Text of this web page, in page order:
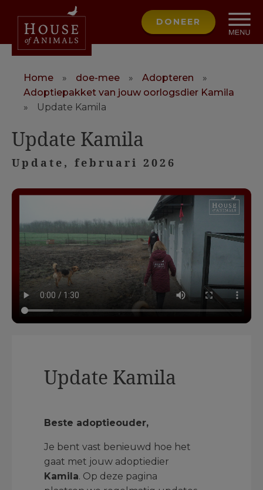
DONEER
Home » doe-mee » Adopteren
»
Adoptiepakket van jouw oorlogsdier Kamila
»
Update Kamila
Update Kamila
Update, februari 2026
Update Kamila
Beste adoptieouder,
Je bent vast benieuwd hoe het
gaat met jouw adoptiedier
Kamila. Op deze pagina